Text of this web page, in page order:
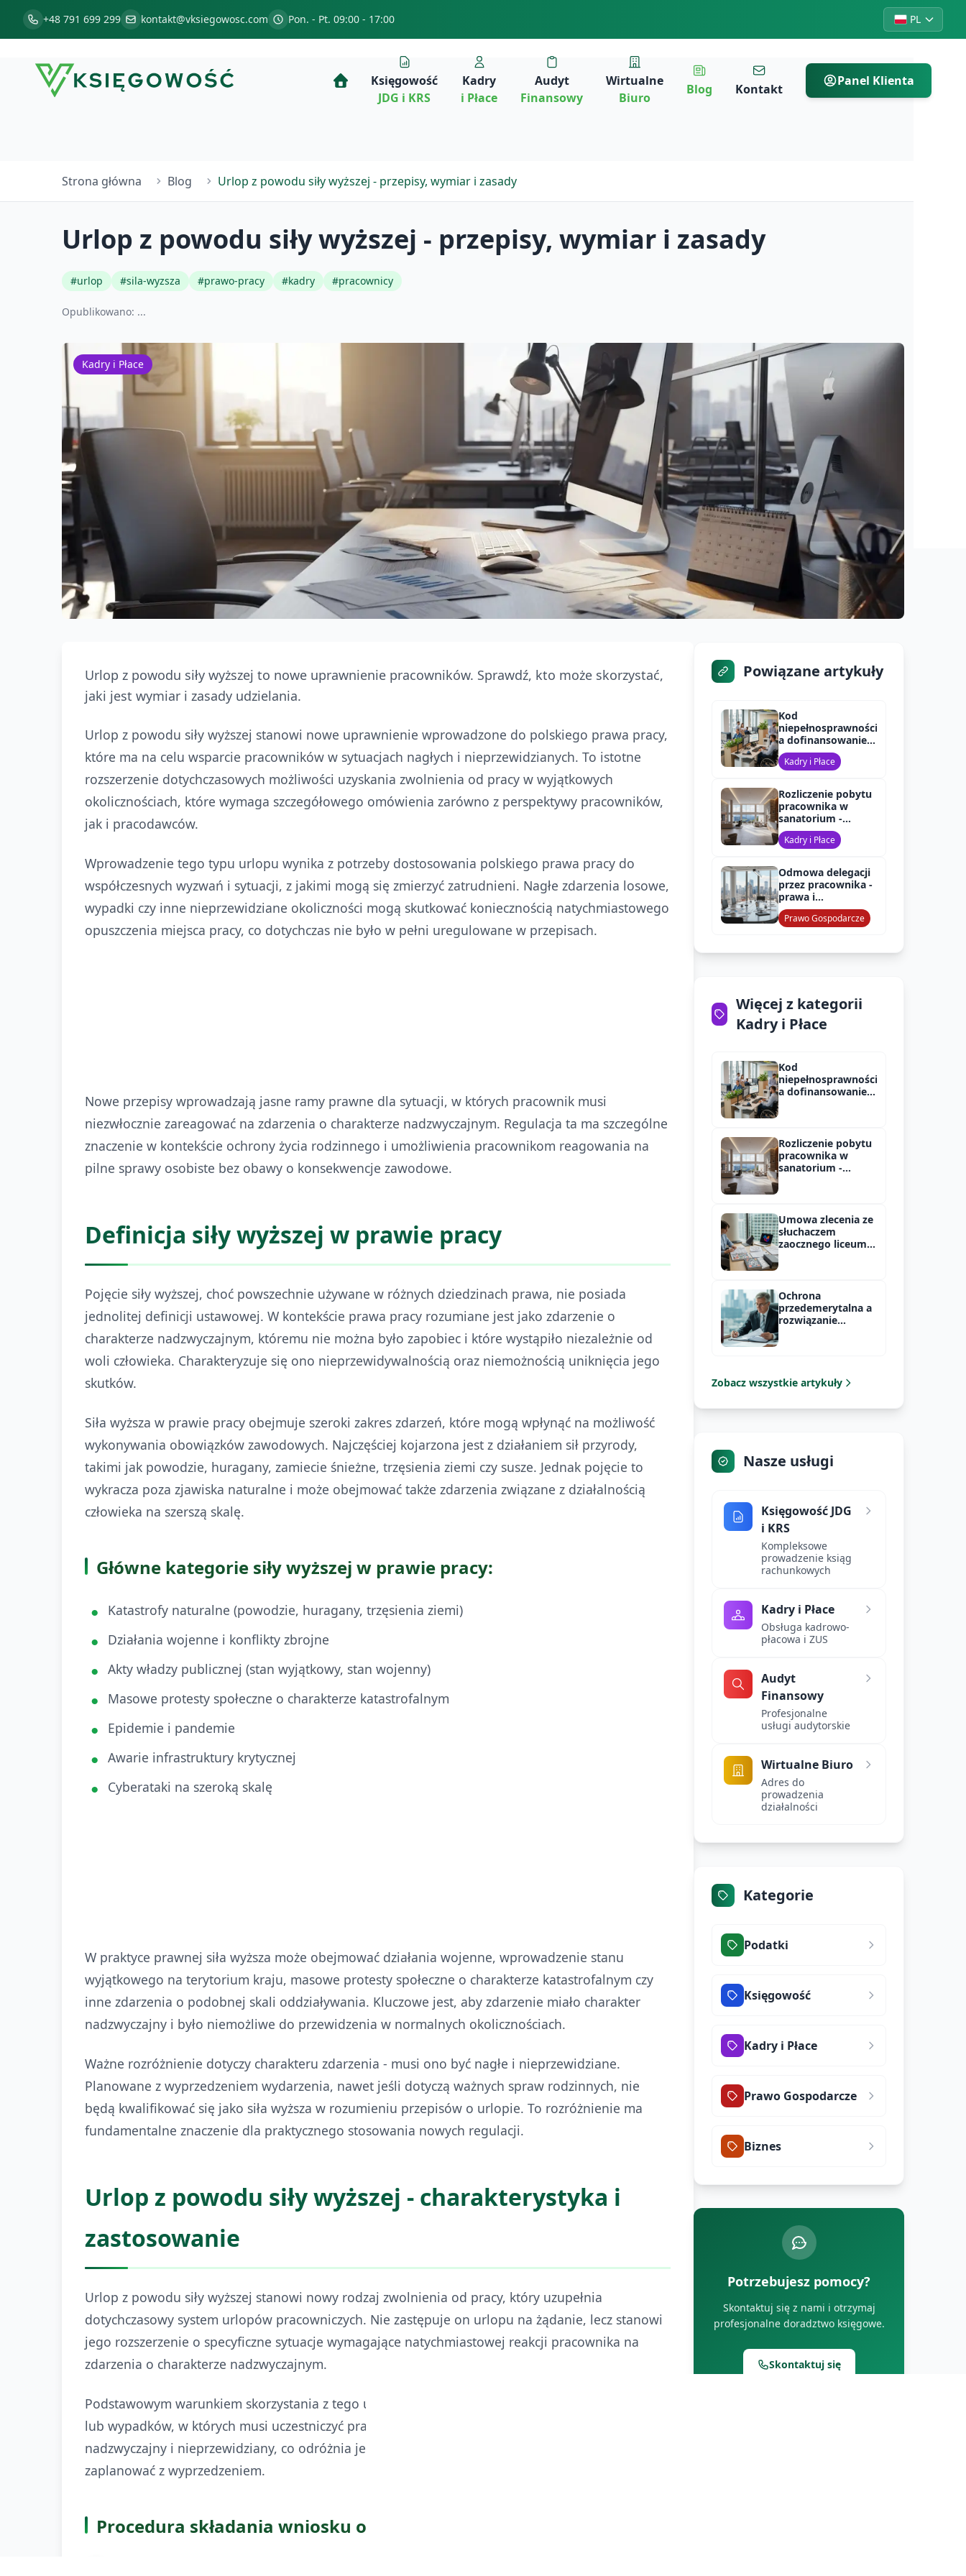
+48 791 699 299 kontakt@vksiegowosc.com Pon. - Pt. 09:00 - 17:00 PL
Księgowość
JDG i KRS
Kadry
i Płace
Audyt
Finansowy
Wirtualne
Biuro
Blog Kontakt
Panel Klienta
Strona główna Blog Urlop z powodu siły wyższej - przepisy, wymiar i zasady
Urlop z powodu siły wyższej - przepisy, wymiar i zasady
#urlop #sila-wyzsza #prawo-pracy #kadry #pracownicy
Opublikowano: ...
Kadry i Płace
Urlop z powodu siły wyższej to nowe uprawnienie pracowników. Sprawdź, kto może skorzystać,
jaki jest wymiar i zasady udzielania.
Urlop z powodu siły wyższej stanowi nowe uprawnienie wprowadzone do polskiego prawa pracy,
które ma na celu wsparcie pracowników w sytuacjach nagłych i nieprzewidzianych. To istotne
rozszerzenie dotychczasowych możliwości uzyskania zwolnienia od pracy w wyjątkowych
okolicznościach, które wymaga szczegółowego omówienia zarówno z perspektywy pracowników,
jak i pracodawców.
Wprowadzenie tego typu urlopu wynika z potrzeby dostosowania polskiego prawa pracy do
współczesnych wyzwań i sytuacji, z jakimi mogą się zmierzyć zatrudnieni. Nagłe zdarzenia losowe,
wypadki czy inne nieprzewidziane okoliczności mogą skutkować koniecznością natychmiastowego
opuszczenia miejsca pracy, co dotychczas nie było w pełni uregulowane w przepisach.
Nowe przepisy wprowadzają jasne ramy prawne dla sytuacji, w których pracownik musi
niezwłocznie zareagować na zdarzenia o charakterze nadzwyczajnym. Regulacja ta ma szczególne
znaczenie w kontekście ochrony życia rodzinnego i umożliwienia pracownikom reagowania na
pilne sprawy osobiste bez obawy o konsekwencje zawodowe.
Definicja siły wyższej w prawie pracy
Pojęcie siły wyższej, choć powszechnie używane w różnych dziedzinach prawa, nie posiada
jednolitej definicji ustawowej. W kontekście prawa pracy rozumiane jest jako zdarzenie o
charakterze nadzwyczajnym, któremu nie można było zapobiec i które wystąpiło niezależnie od
woli człowieka. Charakteryzuje się ono nieprzewidywalnością oraz niemożnością uniknięcia jego
skutków.
Siła wyższa w prawie pracy obejmuje szeroki zakres zdarzeń, które mogą wpłynąć na możliwość
wykonywania obowiązków zawodowych. Najczęściej kojarzona jest z działaniem sił przyrody,
takimi jak powodzie, huragany, zamiecie śnieżne, trzęsienia ziemi czy susze. Jednak pojęcie to
wykracza poza zjawiska naturalne i może obejmować także zdarzenia związane z działalnością
człowieka na szerszą skalę.
Główne kategorie siły wyższej w prawie pracy:
Katastrofy naturalne (powodzie, huragany, trzęsienia ziemi)
Działania wojenne i konflikty zbrojne
Akty władzy publicznej (stan wyjątkowy, stan wojenny)
Masowe protesty społeczne o charakterze katastrofalnym
Epidemie i pandemie
Awarie infrastruktury krytycznej
Cyberataki na szeroką skalę
W praktyce prawnej siła wyższa może obejmować działania wojenne, wprowadzenie stanu
wyjątkowego na terytorium kraju, masowe protesty społeczne o charakterze katastrofalnym czy
inne zdarzenia o podobnej skali oddziaływania. Kluczowe jest, aby zdarzenie miało charakter
nadzwyczajny i było niemożliwe do przewidzenia w normalnych okolicznościach.
Ważne rozróżnienie dotyczy charakteru zdarzenia - musi ono być nagłe i nieprzewidziane.
Planowane z wyprzedzeniem wydarzenia, nawet jeśli dotyczą ważnych spraw rodzinnych, nie
będą kwalifikować się jako siła wyższa w rozumieniu przepisów o urlopie. To rozróżnienie ma
fundamentalne znaczenie dla praktycznego stosowania nowych regulacji.
Urlop z powodu siły wyższej - charakterystyka i
zastosowanie
Urlop z powodu siły wyższej stanowi nowy rodzaj zwolnienia od pracy, który uzupełnia
dotychczasowy system urlopów pracowniczych. Nie zastępuje on urlopu na żądanie, lecz stanowi
jego rozszerzenie o specyficzne sytuacje wymagające natychmiastowej reakcji pracownika na
zdarzenia o charakterze nadzwyczajnym.
Podstawowym warunkiem skorzystania z tego urlopu jest wystąpienie pilnych spraw rodzinnych
lub wypadków, w których musi uczestniczyć pracownik. Zdarzenia te muszą mieć charakter
nadzwyczajny i nieprzewidziany, co odróżnia je od typowych sytuacji życiowych, które można
zaplanować z wyprzedzeniem.
Procedura składania wniosku o urlop z powodu siły wyższej:
Powiązane artykuły
Kod
niepełnosprawności
a dofinansowanie
PFRON w 2025 roku
Kadry i Płace
Rozliczenie pobytu
pracownika w
sanatorium -
składki ZUS
Kadry i Płace
Odmowa delegacji
przez pracownika -
prawa i
konsekwencje
Prawo Gospodarcze
Więcej z kategorii
Kadry i Płace
Kod
niepełnosprawności
a dofinansowanie
Rozliczenie pobytu
pracownika w
sanatorium -
Umowa zlecenia ze
słuchaczem
zaocznego liceum -
Ochrona
przedemerytalna a
rozwiązanie
Zobacz wszystkie artykuły
Nasze usługi
Księgowość JDG
i KRS
Kompleksowe
prowadzenie ksiąg
rachunkowych
Kadry i Płace
Obsługa kadrowo-
płacowa i ZUS
Audyt
Finansowy
Profesjonalne
usługi audytorskie
Wirtualne Biuro
Adres do
prowadzenia
działalności
Kategorie
Podatki
Księgowość
Kadry i Płace
Prawo Gospodarcze
Biznes
Potrzebujesz pomocy?
Skontaktuj się z nami i otrzymaj
profesjonalne doradztwo księgowe.
Skontaktuj się